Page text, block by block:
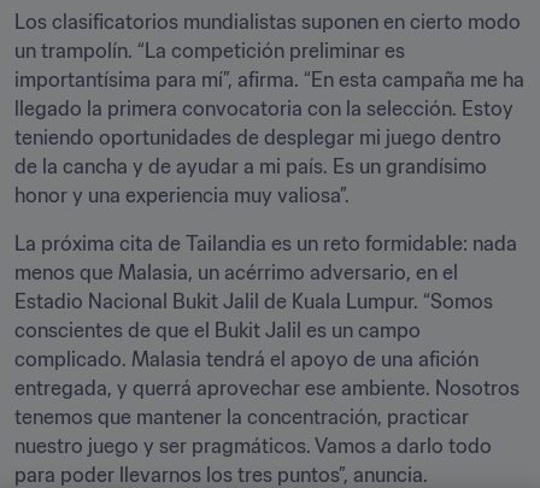
Los clasificatorios mundialistas suponen en cierto modo
un trampolín. “La competición preliminar es
importantísima para mí”, afirma. “En esta campaña me ha
llegado la primera convocatoria con la selección. Estoy
teniendo oportunidades de desplegar mi juego dentro
de la cancha y de ayudar a mi país. Es un grandísimo
honor y una experiencia muy valiosa”.
La próxima cita de Tailandia es un reto formidable: nada
menos que Malasia, un acérrimo adversario, en el
Estadio Nacional Bukit Jalil de Kuala Lumpur. “Somos
conscientes de que el Bukit Jalil es un campo
complicado. Malasia tendrá el apoyo de una afición
entregada, y querrá aprovechar ese ambiente. Nosotros
tenemos que mantener la concentración, practicar
nuestro juego y ser pragmáticos. Vamos a darlo todo
para poder llevarnos los tres puntos”, anuncia.